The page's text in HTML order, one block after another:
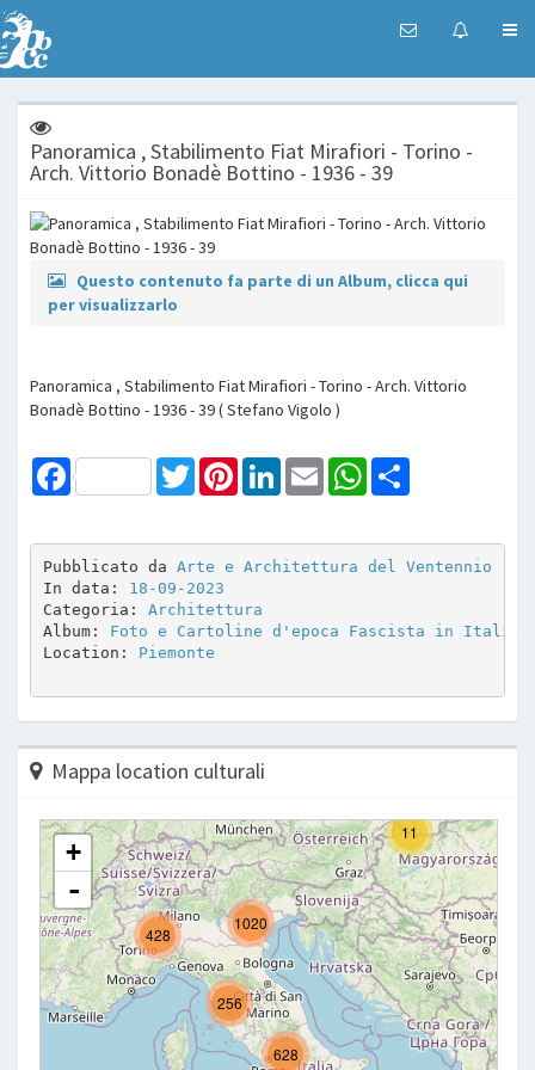
Panoramica , Stabilimento Fiat Mirafiori - Torino -
Arch. Vittorio Bonadè Bottino - 1936 - 39
Questo contenuto fa parte di un Album, clicca qui
per visualizzarlo
Panoramica , Stabilimento Fiat Mirafiori - Torino - Arch. Vittorio
Bonadè Bottino - 1936 - 39 ( Stefano Vigolo )
Facebook TwitterPinterestLinkedInEmail WhatsApp
Pubblicato da Arte e Architettura del Ventennio
In data: 18-09-2023
Categoria: Architettura
Album: Foto e Cartoline d'epoca Fascista in Italia
Location: Piemonte
Mappa location culturali